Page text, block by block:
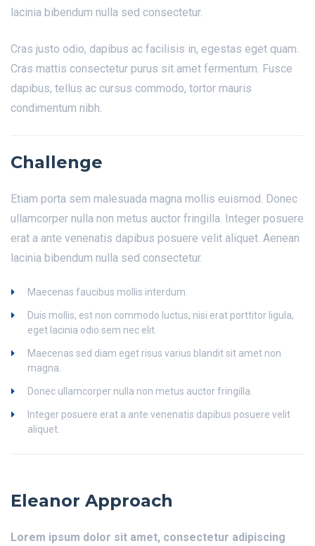
lacinia bibendum nulla sed consectetur.
Cras justo odio, dapibus ac facilisis in, egestas eget quam.
Cras mattis consectetur purus sit amet fermentum. Fusce
dapibus, tellus ac cursus commodo, tortor mauris
condimentum nibh.
Challenge
Etiam porta sem malesuada magna mollis euismod. Donec
ullamcorper nulla non metus auctor fringilla. Integer posuere
erat a ante venenatis dapibus posuere velit aliquet. Aenean
lacinia bibendum nulla sed consectetur.
Maecenas faucibus mollis interdum.
Duis mollis, est non commodo luctus, nisi erat porttitor ligula,
eget lacinia odio sem nec elit.
Maecenas sed diam eget risus varius blandit sit amet non
magna.
Donec ullamcorper nulla non metus auctor fringilla.
Integer posuere erat a ante venenatis dapibus posuere velit
aliquet.
Eleanor Approach
Lorem ipsum dolor sit amet, consectetur adipiscing